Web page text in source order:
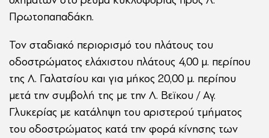
Πρωτοπαπαδάκη.
Τον σταδιακό περιορισμό του πλάτους του
οδοστρώματος ελάχιστου πλάτους 4,00 μ. περίπου
της Λ. Γαλατσίου και για μήκος 20,00 μ. περίπου
μετά την συμβολή της με την Λ. Βεϊκου / Αγ.
Γλυκερίας με κατάληψη του αριστερού τμήματος
του οδοστρώματος κατά την φορά κίνησης των